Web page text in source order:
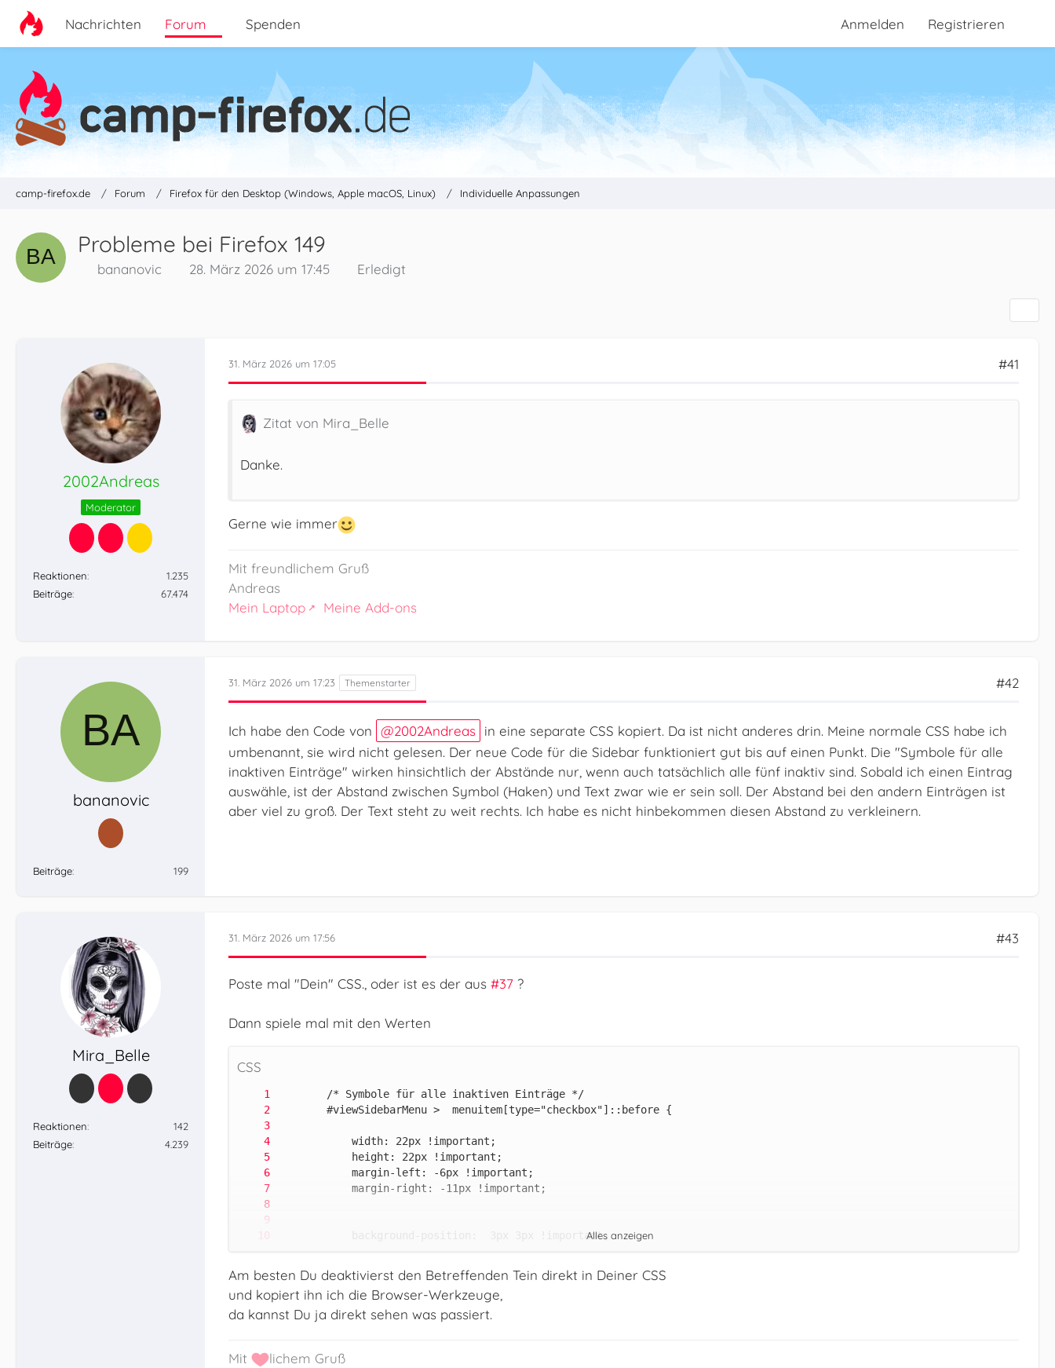
Nachrichten Forum Spenden Anmelden Registrieren
camp-firefox.de Forum Firefox für den Desktop (Windows, Apple macOS, Linux) Individuelle Anpassungen
Probleme bei Firefox 149
bananovic 28. März 2026 um 17:45 Erledigt
2002Andreas
Moderator
Reaktionen
1.235
Beiträge
67.474
31. März 2026 um 17:05 #41
Zitat von Mira_Belle
Danke.
Gerne wie immer
Mit freundlichem Gruß
Andreas
Mein Laptop
Meine Add-ons
bananovic
Beiträge 199
31. März 2026 um 17:23 #42
Ich habe den Code von 2002Andreas in eine separate CSS kopiert. Da ist nicht anderes drin. Meine normale CSS habe ich
umbenannt, sie wird nicht gelesen. Der neue Code für die Sidebar funktioniert gut bis auf einen Punkt. Die "Symbole für alle
inaktiven Einträge" wirken hinsichtlich der Abstände nur, wenn auch tatsächlich alle fünf inaktiv sind. Sobald ich einen Eintrag
auswähle, ist der Abstand zwischen Symbol (Haken) und Text zwar wie er sein soll. Der Abstand bei den andern Einträgen ist
aber viel zu groß. Der Text steht zu weit rechts. Ich habe es nicht hinbekommen diesen Abstand zu verkleinern.
Mira_Belle
Reaktionen
142
Beiträge
4.239
31. März 2026 um 17:56 #43
Poste mal "Dein" CSS., oder ist es der aus #37 ?
Dann spiele mal mit den Werten
CSS
Alles anzeigen
Am besten Du deaktivierst den Betreffenden Tein direkt in Deiner CSS
und kopiert ihn ich die Browser-Werkzeuge,
da kannst Du ja direkt sehen was passiert.
Mit lichem Gruß